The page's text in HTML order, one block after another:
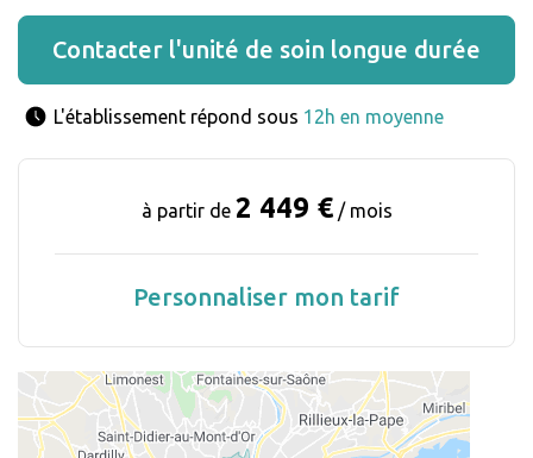
Contacter l'unité de soin longue durée
L'établissement répond sous 12h en moyenne
à partir de 2 449 €/ mois
Personnaliser mon tarif